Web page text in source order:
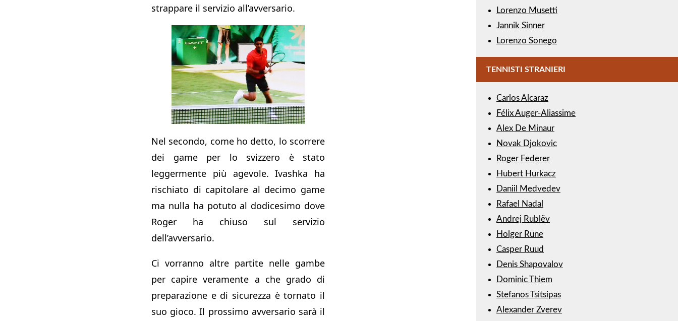
strappare il servizio all’avversario.
Nel secondo, come ho detto, lo scorrere
dei game per lo svizzero è stato
leggermente più agevole. Ivashka ha
rischiato di capitolare al decimo game
ma nulla ha potuto al dodicesimo dove
Roger ha chiuso sul servizio
dell’avversario.
Ci vorranno altre partite nelle gambe
per capire veramente a che grado di
preparazione e di sicurezza è tornato il
suo gioco. Il prossimo avversario sarà il
Lorenzo Musetti
Jannik Sinner
Lorenzo Sonego
TENNISTI STRANIERI
Carlos Alcaraz
Félix Auger-Aliassime
Alex De Minaur
Novak Djokovic
Roger Federer
Hubert Hurkacz
Daniil Medvedev
Rafael Nadal
Andrej Rublëv
Holger Rune
Casper Ruud
Denis Shapovalov
Dominic Thiem
Stefanos Tsitsipas
Alexander Zverev